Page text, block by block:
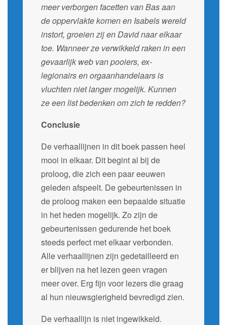
meer verborgen facetten van Bas aan
de oppervlakte komen en Isabels wereld
instort, groeien zij en David naar elkaar
toe. Wanneer ze verwikkeld raken in een
gevaarlijk web van pooiers, ex-
legionairs en orgaanhandelaars is
vluchten niet langer mogelijk. Kunnen
ze een list bedenken om zich te redden?
Conclusie
De verhaallijnen in dit boek passen heel
mooi in elkaar. Dit begint al bij de
proloog, die zich een paar eeuwen
geleden afspeelt. De gebeurtenissen in
de proloog maken een bepaalde situatie
in het heden mogelijk. Zo zijn de
gebeurtenissen gedurende het boek
steeds perfect met elkaar verbonden.
Alle verhaallijnen zijn gedetailleerd en
er blijven na het lezen geen vragen
meer over. Erg fijn voor lezers die graag
al hun nieuwsgierigheid bevredigd zien.
De verhaallijn is niet ingewikkeld.